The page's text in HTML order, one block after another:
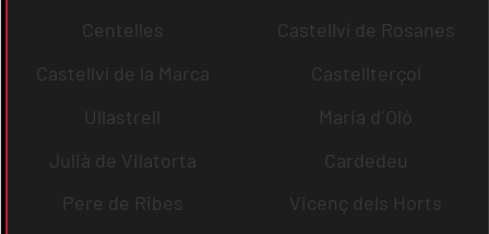
Centelles
Castellví de Rosanes
Castellví de la Marca
Castellterçol
Ullastrell
Maria d´Oló
Julià de Vilatorta
Cardedeu
Pere de Ribes
Vicenç dels Horts